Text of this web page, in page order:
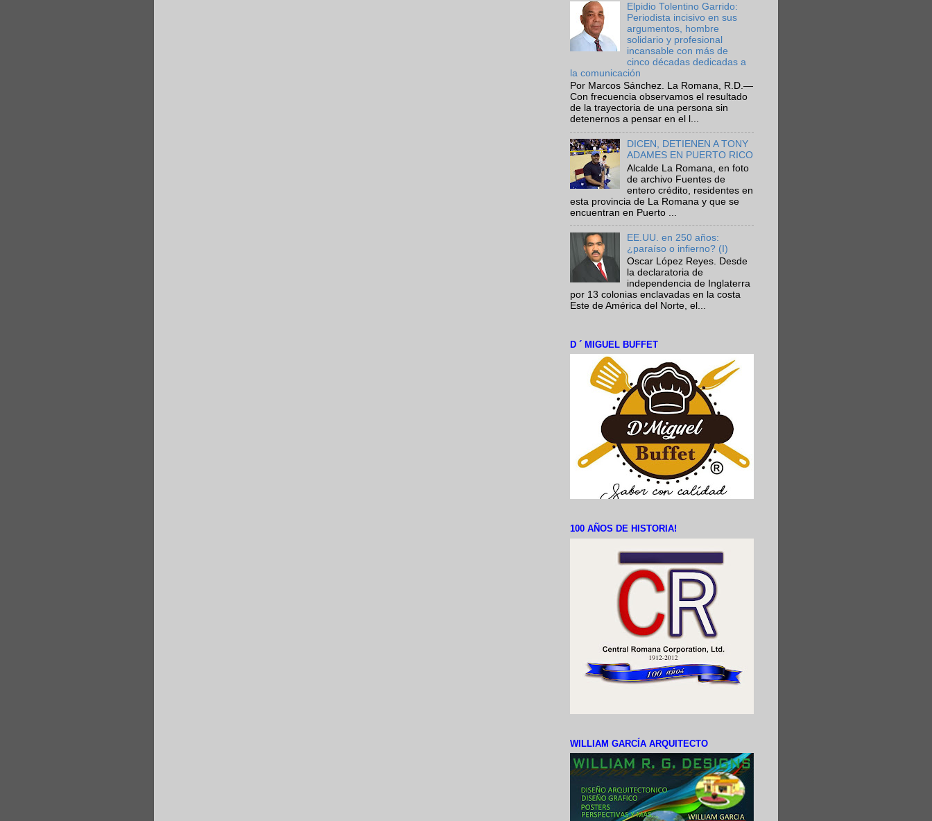
Elpidio Tolentino Garrido:
Periodista incisivo en sus
argumentos, hombre
solidario y profesional
incansable con más de
cinco décadas dedicadas a
la comunicación
Por Marcos Sánchez. La Romana, R.D.—
Con frecuencia observamos el resultado
de la trayectoria de una persona sin
detenernos a pensar en el l...
DICEN, DETIENEN A TONY
ADAMES EN PUERTO RICO
Alcalde La Romana, en foto
de archivo Fuentes de
entero crédito, residentes en
esta provincia de La Romana y que se
encuentran en Puerto ...
EE.UU. en 250 años:
¿paraíso o infierno? (I)
Oscar López Reyes. Desde
la declaratoria de
independencia de Inglaterra
por 13 colonias enclavadas en la costa
Este de América del Norte, el...
D ´ MIGUEL BUFFET
100 AÑOS DE HISTORIA!
WILLIAM GARCÍA ARQUITECTO